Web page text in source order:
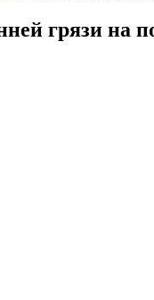
грязи на